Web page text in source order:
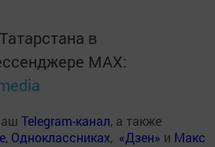
в
MАХ:
Telegram-канал, а также
, Одноклассниках, «Дзен» и Макс